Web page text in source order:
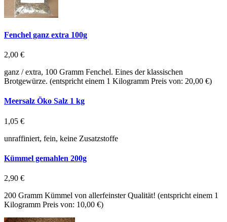
Fenchel ganz extra 100g
2,00 €
ganz / extra, 100 Gramm Fenchel. Eines der klassischen
Brotgewürze. (entspricht einem 1 Kilogramm Preis von: 20,00 €)
Meersalz Öko Salz 1 kg
1,05 €
unraffiniert, fein, keine Zusatzstoffe
Kümmel gemahlen 200g
2,90 €
200 Gramm Kümmel von allerfeinster Qualität! (entspricht einem 1
Kilogramm Preis von: 10,00 €)